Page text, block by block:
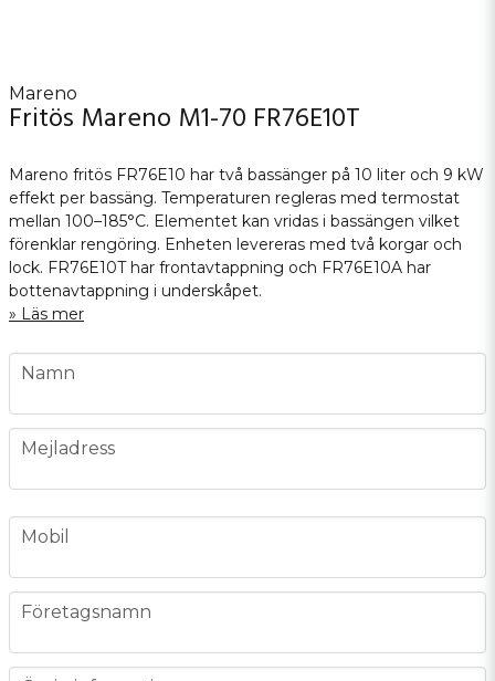
Mareno
Fritös Mareno M1-70 FR76E10T
Mareno fritös FR76E10 har två bassänger på 10 liter och 9 kW
effekt per bassäng. Temperaturen regleras med termostat
mellan 100–185°C. Elementet kan vridas i bassängen vilket
förenklar rengöring. Enheten levereras med två korgar och
lock. FR76E10T har frontavtappning och FR76E10A har
bottenavtappning i underskåpet.
Läs mer
name
Namn
email
Mejladress
phone
Mobil
company
Företagsnamn